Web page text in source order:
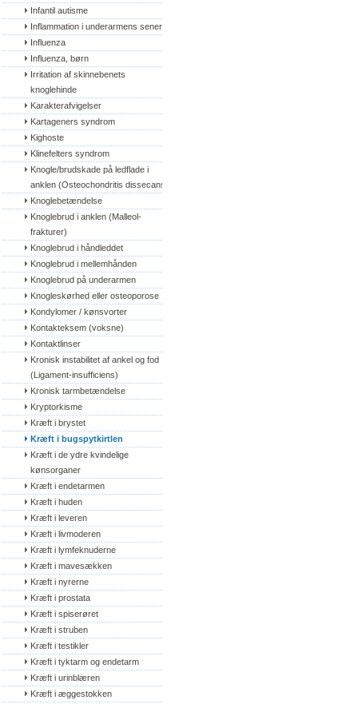
Infantil autisme
Inflammation i underarmens sener
Influenza
Influenza, børn
Irritation af skinnebenets
knoglehinde
Karakterafvigelser
Kartageners syndrom
Kighoste
Klinefelters syndrom
Knogle/brudskade på ledflade i
anklen (Osteochondritis dissecans)
Knoglebetændelse
Knoglebrud i anklen (Malleol-
frakturer)
Knoglebrud i håndleddet
Knoglebrud i mellemhånden
Knoglebrud på underarmen
Knogleskørhed eller osteoporose
Kondylomer / kønsvorter
Kontakteksem (voksne)
Kontaktlinser
Kronisk instabilitet af ankel og fod
(Ligament-insufficiens)
Kronisk tarmbetændelse
Kryptorkisme
Kræft i brystet
Kræft i bugspytkirtlen
Kræft i de ydre kvindelige
kønsorganer
Kræft i endetarmen
Kræft i huden
Kræft i leveren
Kræft i livmoderen
Kræft i lymfeknuderne
Kræft i mavesækken
Kræft i nyrerne
Kræft i prostata
Kræft i spiserøret
Kræft i struben
Kræft i testikler
Kræft i tyktarm og endetarm
Kræft i urinblæren
Kræft i æggestokken